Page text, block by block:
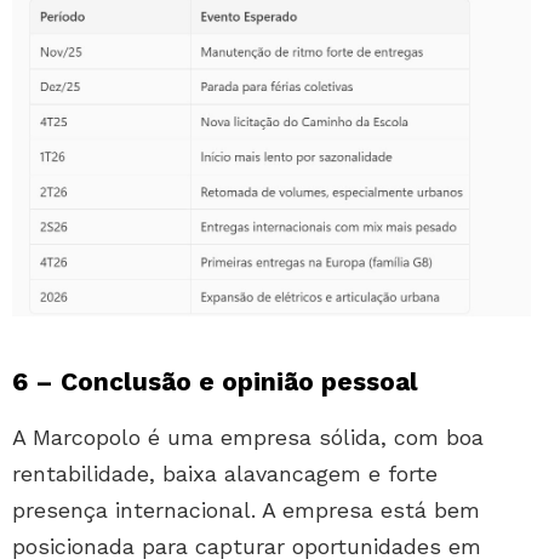
6 – Conclusão e opinião pessoal
A Marcopolo é uma empresa sólida, com boa
rentabilidade, baixa alavancagem e forte
presença internacional. A empresa está bem
posicionada para capturar oportunidades em